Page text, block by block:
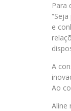
Para
e
A
Ao
Aline